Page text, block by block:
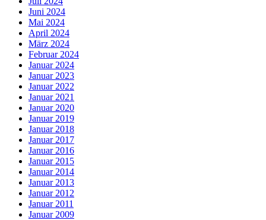
Juni 2024
Mai 2024
April 2024
März 2024
Februar 2024
Januar 2024
Januar 2023
Januar 2022
Januar 2021
Januar 2020
Januar 2019
Januar 2018
Januar 2017
Januar 2016
Januar 2015
Januar 2014
Januar 2013
Januar 2012
Januar 2011
Januar 2009